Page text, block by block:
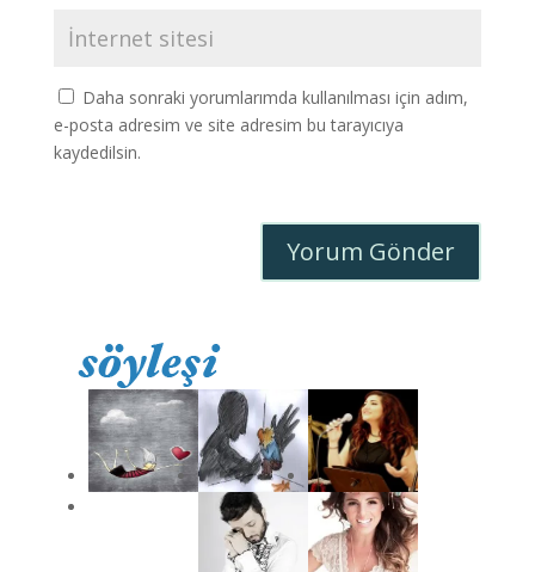
Daha sonraki yorumlarımda kullanılması için adım,
e-posta adresim ve site adresim bu tarayıcıya
kaydedilsin.